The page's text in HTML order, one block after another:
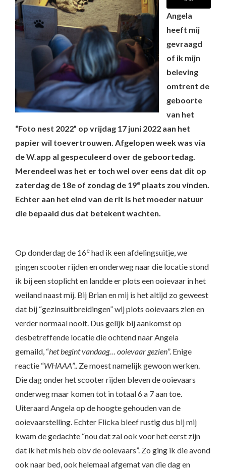
Angela
heeft mij
gevraagd
of ik mijn
beleving
omtrent de
geboorte
van het
“Foto nest 2022” op vrijdag 17 juni 2022 aan het
papier wil toevertrouwen. Afgelopen week was via
de W.app al gespeculeerd over de geboortedag.
Merendeel was het er toch wel over eens dat dit op
zaterdag de 18e of zondag de 19e plaats zou vinden.
Echter aan het eind van de rit is het moeder natuur
die bepaald dus dat betekent wachten.
Op donderdag de 16e had ik een afdelingsuitje, we
gingen scooter rijden en onderweg naar die locatie stond
ik bij een stoplicht en landde er plots een ooievaar in het
weiland naast mij. Bij Brian en mij is het altijd zo geweest
dat bij “gezinsuitbreidingen” wij plots ooievaars zien en
verder normaal nooit. Dus gelijk bij aankomst op
desbetreffende locatie die ochtend naar Angela
gemaild, “het begint vandaag… ooievaar gezien”. Enige
reactie “WHAAA”.. Ze moest namelijk gewoon werken.
Die dag onder het scooter rijden bleven de ooievaars
onderweg maar komen tot in totaal 6 a 7 aan toe.
Uiteraard Angela op de hoogte gehouden van de
ooievaarstelling. Echter Flicka bleef rustig dus bij mij
kwam de gedachte “nou dat zal ook voor het eerst zijn
dat ik het mis heb obv de ooievaars”. Zo ging ik die avond
ook naar bed, ook helemaal afgemat van die dag en